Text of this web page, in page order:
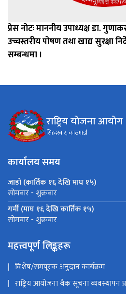
प्रेस नोटः माननीय उपाध्यक्ष डा.
उच्चस्तरीय पोषण तथा खाद्य सुरक्षा
सम्बन्धमा ।
राष्ट्रिय योजना आयोग
सिंहदरबार, काठमाडौं
कार्यालय समय
जाडो (कार्तिक १६ देखि माघ १५)
सोमबार - शुक्रबार
गर्मी (माघ १६ देखि कार्तिक १५)
सोमबार - शुक्रबार
महत्त्वपूर्ण लिङ्कहरू
विशेष/समपूरक अनुदान कार्यक्रम
राष्ट्रिय आयोजना बैंक सूचना व्यवस्थापन